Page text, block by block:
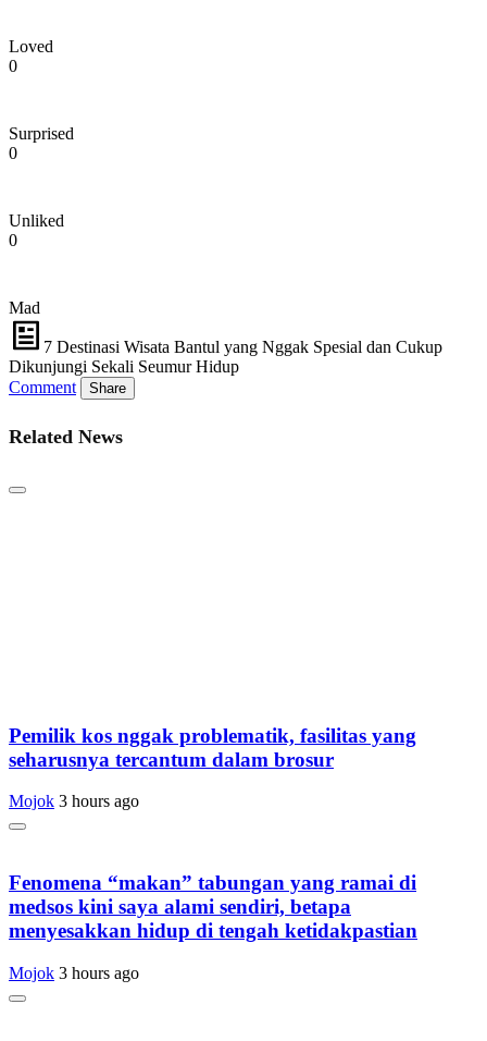
Loved
0
Surprised
0
Unliked
0
Mad
7 Destinasi Wisata Bantul yang Nggak Spesial dan Cukup
Dikunjungi Sekali Seumur Hidup
Comment
Share
Related News
Pemilik kos nggak problematik, fasilitas yang
seharusnya tercantum dalam brosur
Mojok 3 hours ago
Fenomena “makan” tabungan yang ramai di
medsos kini saya alami sendiri, betapa
menyesakkan hidup di tengah ketidakpastian
Mojok 3 hours ago